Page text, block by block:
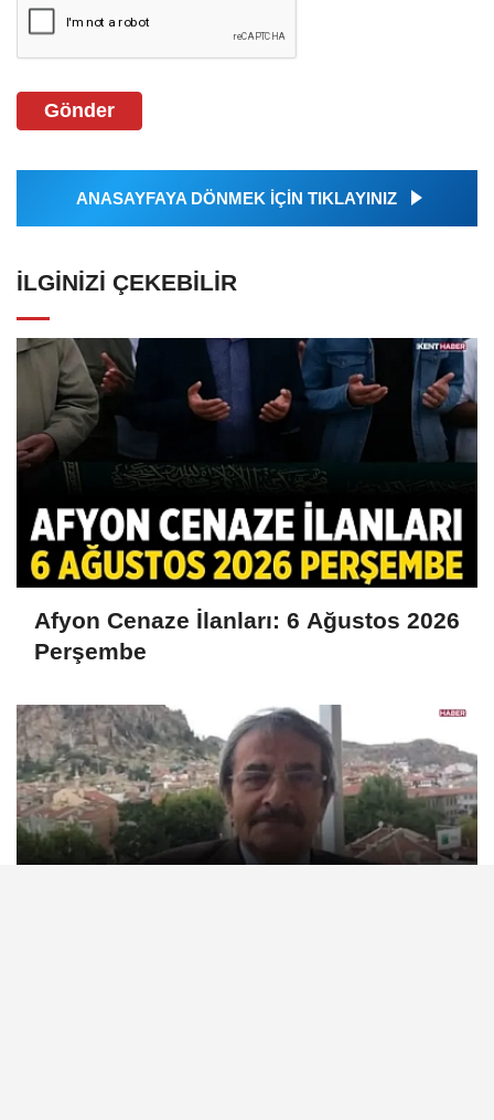
Gönder
ANASAYFAYA DÖNMEK İÇİN TIKLAYINIZ
İLGINIZI ÇEKEBILIR
Afyon Cenaze İlanları: 6 Ağustos 2026
Perşembe